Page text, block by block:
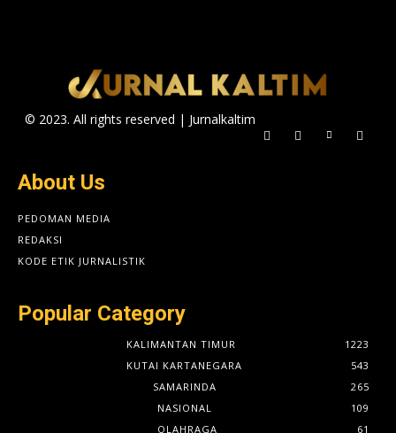
© 2023. All rights reserved | Jurnalkaltim
About Us
PEDOMAN MEDIA
REDAKSI
KODE ETIK JURNALISTIK
Popular Category
KALIMANTAN TIMUR
1223
KUTAI KARTANEGARA
543
SAMARINDA
265
NASIONAL
109
OLAHRAGA
61